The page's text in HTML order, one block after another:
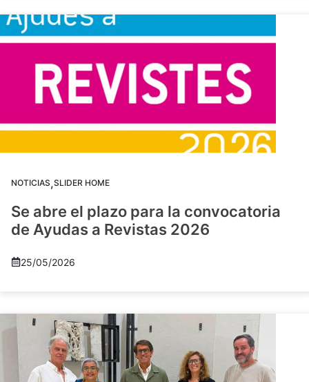
NOTICIAS,SLIDER HOME
Se abre el plazo para la convocatoria
de Ayudas a Revistas 2026
25/05/2026